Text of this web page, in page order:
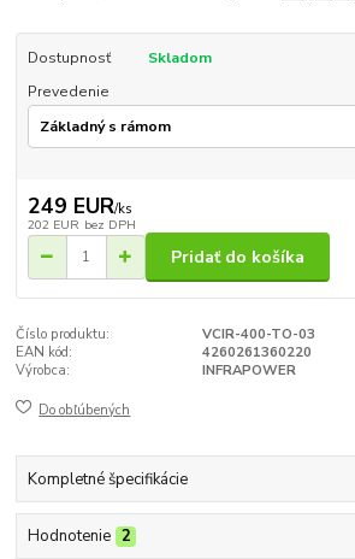
Dostupnosť
Skladom
Prevedenie
249 EUR/ks
202 EUR bez DPH
Pridať do košíka
Číslo produktu:
VCIR-400-TO-03
EAN kód:
4260261360220
Výrobca:
INFRAPOWER
Do obľúbených
Kompletné špecifikácie
Hodnotenie 2